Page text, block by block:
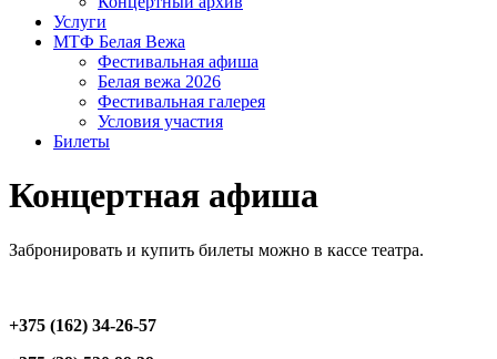
Услуги
МТФ Белая Вежа
Фестивальная афиша
Белая вежа 2026
Фестивальная галерея
Условия участия
Билеты
Концертная афиша
Забронировать и купить билеты можно в кассе театра.
+375 (162) 34-26-57